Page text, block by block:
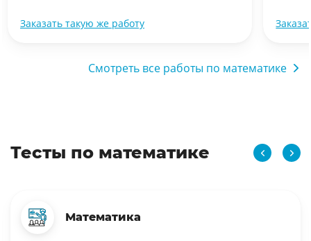
Заказать такую же работу
Смотреть все работы по математике
Тесты по математике
Математика